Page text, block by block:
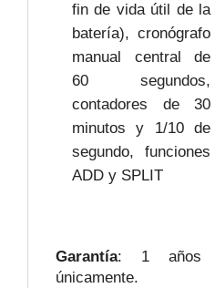
fin de vida útil de la
batería), cronógrafo
manual central de
60 segundos,
contadores de 30
minutos y 1/10 de
segundo, funciones
ADD y SPLIT
Garantía: 1 años
únicamente.